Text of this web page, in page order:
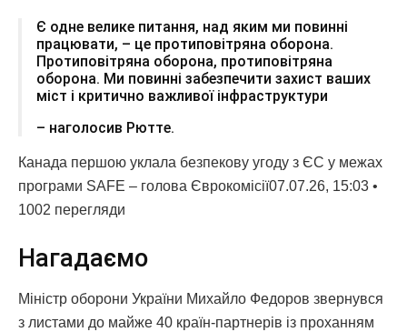
Є одне велике питання, над яким ми повинні
працювати, – це протиповітряна оборона.
Протиповітряна оборона, протиповітряна
оборона. Ми повинні забезпечити захист ваших
міст і критично важливої інфраструктури
– наголосив Рютте.
Канада першою уклала безпекову угоду з ЄС у межах
програми SAFE – голова Єврокомісії07.07.26, 15:03 •
1002 перегляди
Нагадаємо
Міністр оборони України Михайло Федоров звернувся
з листами до майже 40 країн-партнерів із проханням